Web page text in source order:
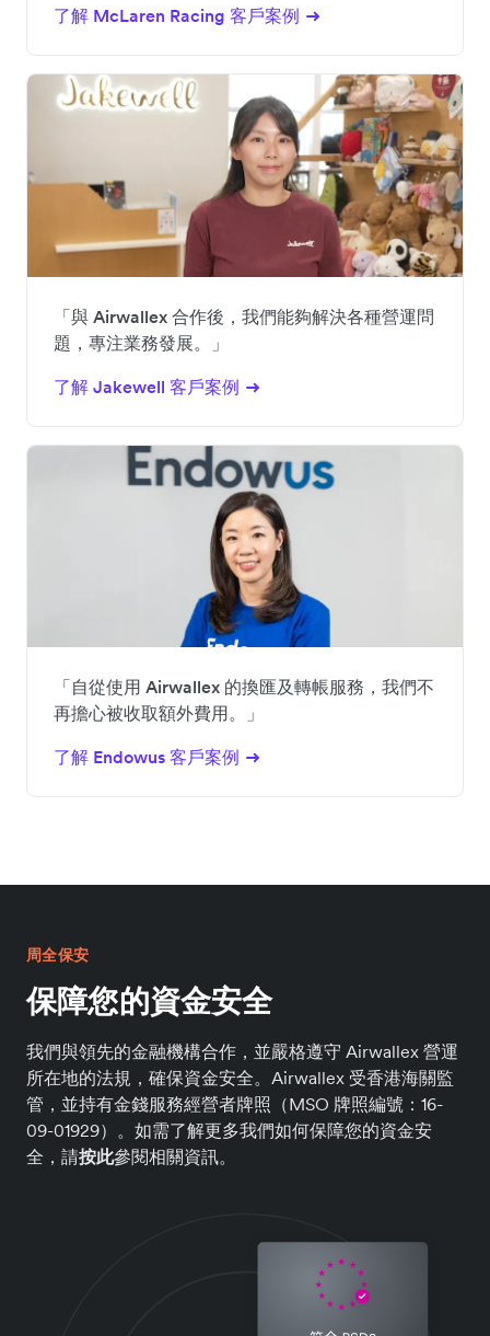
了解 McLaren Racing 客戶案例
「與 Airwallex 合作後，我們能夠解決各種營運問
題，專注業務發展。」
了解 Jakewell 客戶案例
「自從使用 Airwallex 的換匯及轉帳服務，我們不
再擔心被收取額外費用。」
了解 Endowus 客戶案例
周全保安
保障您的資金安全
我們與領先的金融機構合作，並嚴格遵守 Airwallex 營運
所在地的法規，確保資金安全。Airwallex 受香港海關監
管，並持有金錢服務經營者牌照（MSO 牌照編號：16-
09-01929）。如需了解更多我們如何保障您的資金安
全，請按此參閱相關資訊。